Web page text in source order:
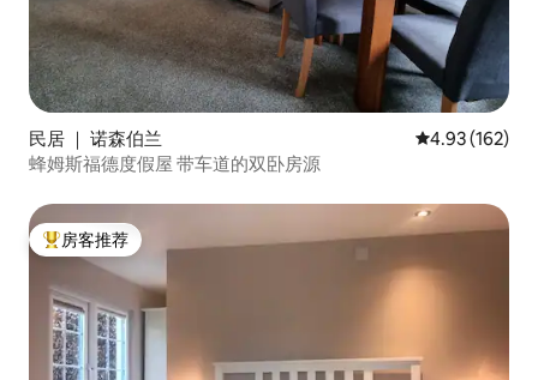
民居 ｜ 诺森伯兰 平均评分 4.93
4.93 (162)
蜂姆斯福德度假屋 带车道的双卧房源
热门「房客推荐」
房客推荐